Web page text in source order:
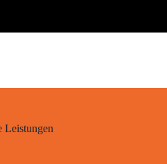
Leistungen